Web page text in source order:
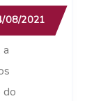
08/2021
do